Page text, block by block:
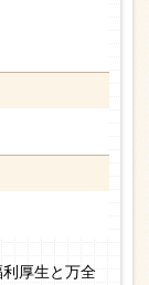
厚生と万全